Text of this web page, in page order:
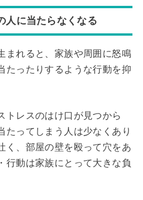
人に当たらなくなる
まれると、家族や周囲に怒鳴
たったりするような行動を抑
トレスのはけ口が見つから
たってしまう人は少なくあり
く、部屋の壁を殴って穴をあ
行動は家族にとって大きな負